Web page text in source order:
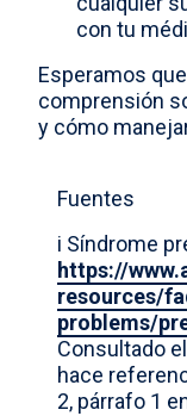
con tu
Esperamos
comprensión
y cómo
Fuentes
i Síndrome
https://
resources/
problems/
Consultado
hace
2, párrafo 1